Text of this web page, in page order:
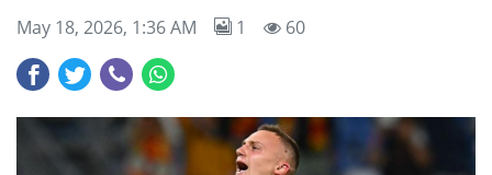
May 18, 2026, 1:36 AM 1 60